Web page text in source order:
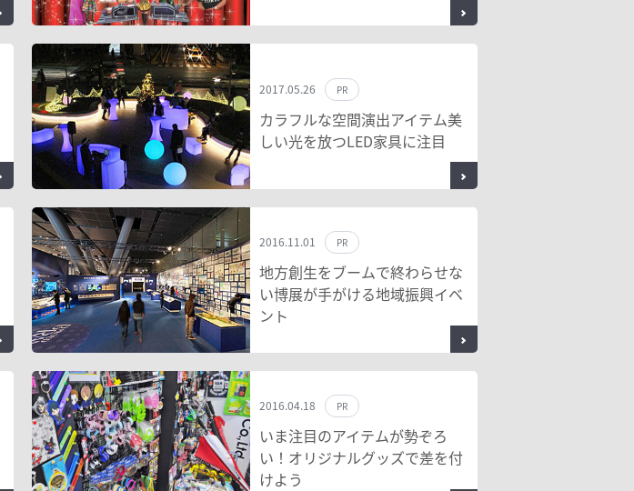
2017.05.26 PR
カラフルな空間演出アイテム美
しい光を放つLED家具に注目
2016.11.01 PR
地方創生をブームで終わらせな
い博展が手がける地域振興イベ
ント
2016.04.18 PR
いま注目のアイテムが勢ぞろ
い！オリジナルグッズで差を付
けよう